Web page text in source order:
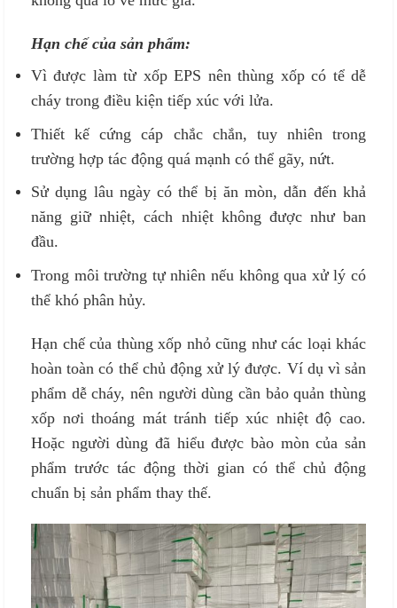
Hạn chế của sản phẩm:
Vì được làm từ xốp EPS nên thùng xốp có tể dễ
cháy trong điều kiện tiếp xúc với lửa.
Thiết kế cứng cáp chắc chắn, tuy nhiên trong
trường hợp tác động quá mạnh có thể gãy, nứt.
Sử dụng lâu ngày có thể bị ăn mòn, dẫn đến khả
năng giữ nhiệt, cách nhiệt không được như ban
đầu.
Trong môi trường tự nhiên nếu không qua xử lý có
thể khó phân hủy.
Hạn chế của thùng xốp nhỏ cũng như các loại khác
hoàn toàn có thể chủ động xử lý được. Ví dụ vì sản
phẩm dễ cháy, nên người dùng cần bảo quản thùng
xốp nơi thoáng mát tránh tiếp xúc nhiệt độ cao.
Hoặc người dùng đã hiểu được bào mòn của sản
phẩm trước tác động thời gian có thể chủ động
chuẩn bị sản phẩm thay thế.